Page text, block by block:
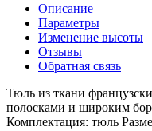
Описание
Параметры
Изменение высоты
Отзывы
Обратная связь
Тюль из ткани
полосками и широким
Комплектация: тюль